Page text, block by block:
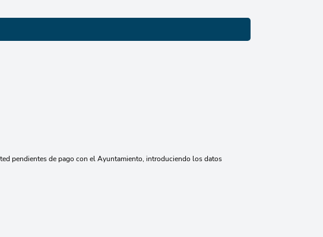
pendientes de pago con el Ayuntamiento, introduciendo los datos